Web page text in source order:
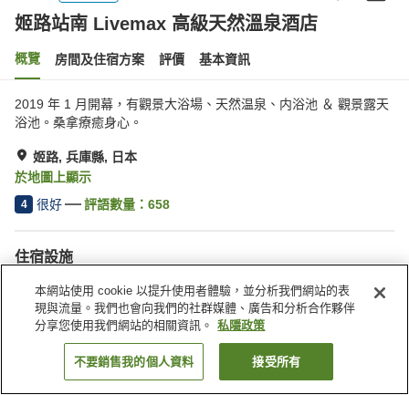
姬路站南 Livemax 高級天然溫泉酒店
概覽 房間及住宿方案 評價 基本資訊
2019 年 1 月開幕，有觀景大浴場、天然温泉、内浴池 ＆ 觀景露天
浴池。桑拿療癒身心。
姬路, 兵庫縣, 日本
於地圖上顯示
4 很好 評語數量： 658
住宿設施
桑拿
水療/美容院
自動販賣機
露天浴池（溫泉）
找客房
本網站使用 cookie 以提升使用者體驗，並分析我們網站的表
現與流量。我們也會向我們的社群媒體、廣告和分析合作夥伴
分享您使用我們網站的相關資訊。
私隱政策
不要銷售我的個人資料 接受所有